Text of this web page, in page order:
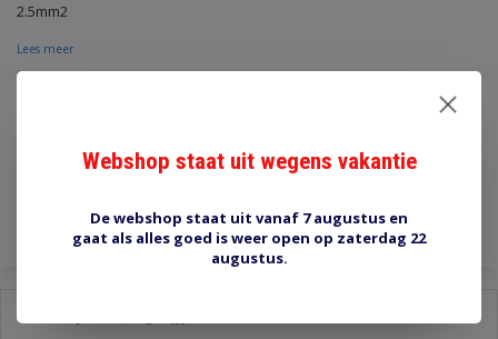
2.5mm2
Lees meer
Delen:
Webshop staat uit wegens vakantie
De webshop staat uit vanaf 7 augustus en
gaat als alles goed is weer open op zaterdag 22
augustus.